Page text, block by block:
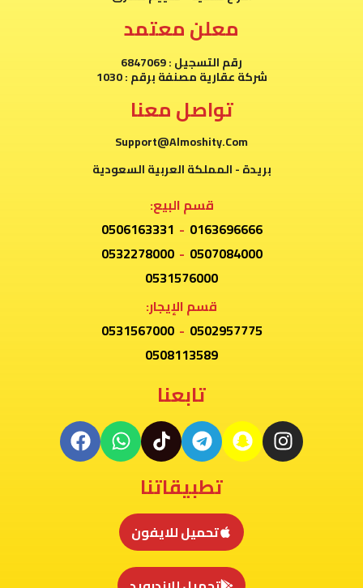
معلن معتمد
رقم التسجيل : 6847069
شركة عقارية مصنفة برقم : 1030
تواصل معنا
Support@Almoshity.Com
بريدة - المملكة العربية السعودية
قسم البيع:
0163696666
-
0506163331
0507084000
-
0532278000
0531576000
قسم الإيجار:
0502957775
-
0531567000
0508113589
تابعنا
تطبيقاتنا
تحميل للايفون